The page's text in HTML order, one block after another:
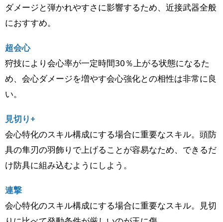
ダメージと弾かれやすさに影響するため、近接武器全般
におすすめ。
超会心
狩技により会心率が一定時間30％上がる状態になるた
め、会心ダメージを増やす会心強化との相性は非常に良
い。
見切り+
会心特化のスキル構成にする場合に重要なスキル。頭防
具の隼刃の羽飾りで上げることが容易なため、できるだ
け防具に組み込むようにしよう。
連撃
会心特化のスキル構成にする場合に重要なスキル。見切